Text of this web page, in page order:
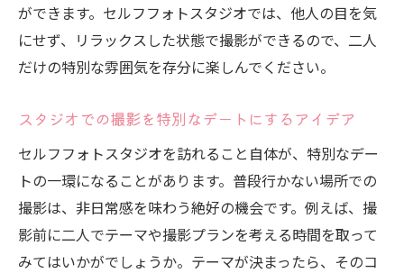
ができます。セルフフォトスタジオでは、他人の目を気
にせず、リラックスした状態で撮影ができるので、二人
だけの特別な雰囲気を存分に楽しんでください。
スタジオでの撮影を特別なデートにするアイデア
セルフフォトスタジオを訪れること自体が、特別なデー
トの一環になることがあります。普段行かない場所での
撮影は、非日常感を味わう絶好の機会です。例えば、撮
影前に二人でテーマや撮影プランを考える時間を取って
みてはいかがでしょうか。テーマが決まったら、そのコ